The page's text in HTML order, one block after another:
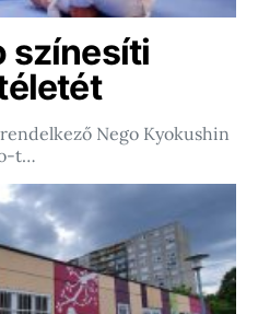
színesíti
Nego Kyokushin
t…